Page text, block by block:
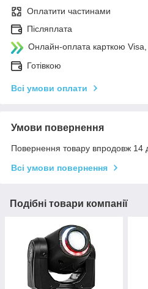
Оплатити частинами
Післяплата
Онлайн-оплата карткою
Готівкою
Всі умови оплати
Умови повернення
Повернення товару впродовж 14
Всі умови повернення
Подібні товари компанії